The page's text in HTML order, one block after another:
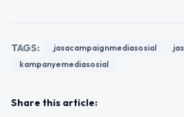
TAGS: jasacampaignmediasosial
kampanyemediasosial
Share this article: